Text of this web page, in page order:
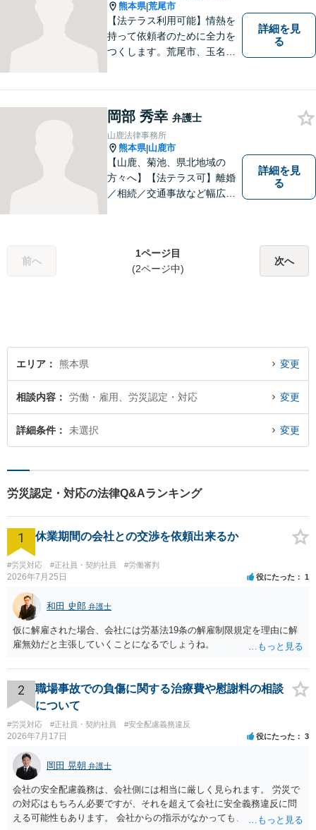
熊本県|荒尾市
【法テラス利用可能】情熱を
持って依頼者のために全力を
つくします。荒尾市、玉名郡
にも対応可能ですのでお気軽
にご相談ください。【幅広い
案件のご相談可能】
詳細を見
る
岡部 秀幸 弁護士
山鹿法律事務所
熊本県|山鹿市
【山鹿、菊池、県北地域の
方々へ】【法テラス可】離婚
／相続／交通事故など幅広く
供してまいります。お気軽に
ご相談を！
詳細を見
る
前へ
1ページ目
(2ページ中)
次へ
エリア 熊本県 変更
相談内容 労働・雇用、労災認定・対応 変更
詳細条件 未選択 変更
労災認定・対応の法律Q&Aランキング
1 休業期間の会社との交渉を依頼出来るか
#労災対応 #正社員・契約社員 #労働審判
2026年7月25日 役にたった 1
和田 史郎 弁護士
仮に解雇された場合、会社には労基法19条の解雇制限規定を理由に解
雇無効だと主張していくことになるでしょうね。
2
職場事故での負傷に関する治療費や慰謝料の相談
について
#労災対応 #正社員・契約社員 #安全配慮義務違反
2026年7月17日 役にたった 3
岡田 晃朝 弁護士
会社の安全配慮義務は、会社側には相当に厳しく見られます。 労災で
の対応はもちろん必要ですが、それを超えて会社に安全義務違反に問
える可能性もあります。 会社からの指示がなかっても、逆に危険な作